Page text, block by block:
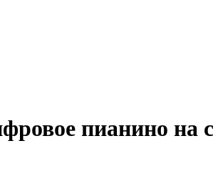
пианино на